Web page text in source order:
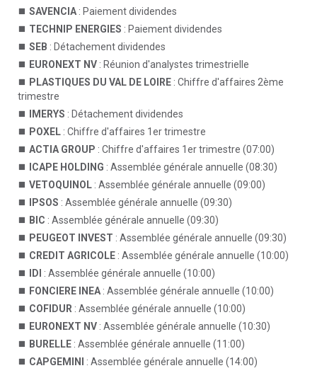
SAVENCIA : Paiement dividendes
TECHNIP ENERGIES : Paiement dividendes
SEB : Détachement dividendes
EURONEXT NV : Réunion d'analystes trimestrielle
PLASTIQUES DU VAL DE LOIRE : Chiffre d'affaires 2ème
trimestre
IMERYS : Détachement dividendes
POXEL : Chiffre d'affaires 1er trimestre
ACTIA GROUP : Chiffre d'affaires 1er trimestre (07:00)
ICAPE HOLDING : Assemblée générale annuelle (08:30)
VETOQUINOL : Assemblée générale annuelle (09:00)
IPSOS : Assemblée générale annuelle (09:30)
BIC : Assemblée générale annuelle (09:30)
PEUGEOT INVEST : Assemblée générale annuelle (09:30)
CREDIT AGRICOLE : Assemblée générale annuelle (10:00)
IDI : Assemblée générale annuelle (10:00)
FONCIERE INEA : Assemblée générale annuelle (10:00)
COFIDUR : Assemblée générale annuelle (10:00)
EURONEXT NV : Assemblée générale annuelle (10:30)
BURELLE : Assemblée générale annuelle (11:00)
CAPGEMINI
: Assemblée générale annuelle (14:00)